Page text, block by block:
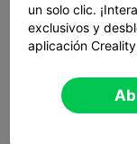
un solo clic.
exclusivos y
aplicación